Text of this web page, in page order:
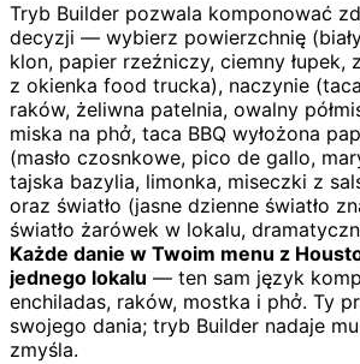
Tryb Builder pozwala komponować
decyzji — wybierz powierzchnię
klon, papier rzeźniczy, ciemny łupek,
z okienka food trucka), naczynie
raków, żeliwna patelnia, owalny
miska na phở, taca BBQ wyłożona
(masło czosnkowe, pico de gallo,
tajska bazylia, limonka, miseczki z
oraz światło (jasne dzienne światło
światło żarówek w lokalu,
Każde danie w Twoim menu z
jednego lokalu — ten sam język
enchiladas, raków, mostka i phở. Ty
swojego dania; tryb Builder nadaje
zmyśla.